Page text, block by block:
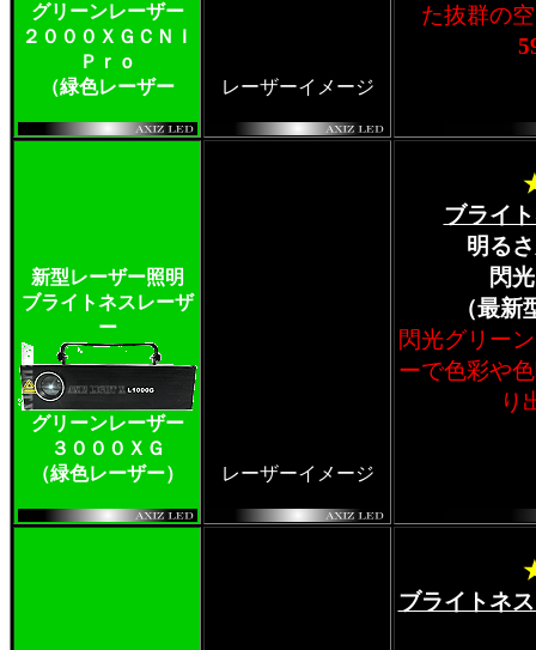
グリーンレーザー
２０００ＸＧＣＮＩ
Ｐｒｏ
（緑色レーザー
レーザーイメージ
た抜群の
新型レーザー照明
ブライトネスレーザ
ー
グリーンレーザー
３０００ＸＧ
（緑色レーザー）
レーザーイメージ
ブライ
明る
閃
（最
閃光グリー
ーで色彩や
り
ブライトネ